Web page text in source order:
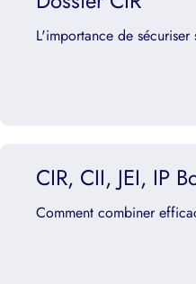
L'importance de
CIR, CII, JEI, IP
Comment combiner